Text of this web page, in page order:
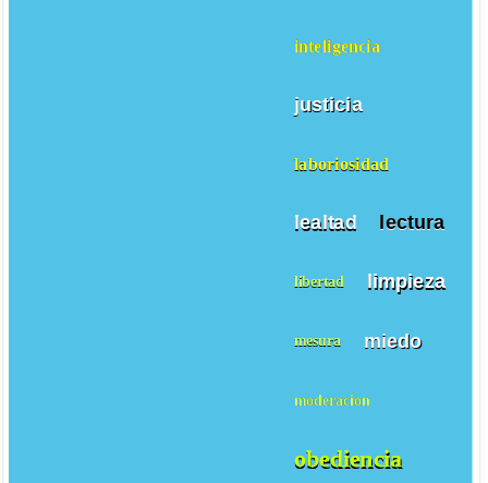
inteligencia
justicia
laboriosidad
lealtad lectura
libertad limpieza
mesura miedo
moderacion
obediencia